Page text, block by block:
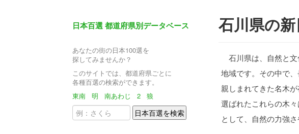
日本百選 都道府県別データベース
あなたの街の日本100選を
探してみませんか？
このサイトでは、都道府県ごとに
各種百選の検索ができます。
東南
明 南あわじ 2 狼
石川県の
石川県は、自然と文
地域です。その中で
親しまれてきた名木
選ばれたこれらの木
として、自然の力強